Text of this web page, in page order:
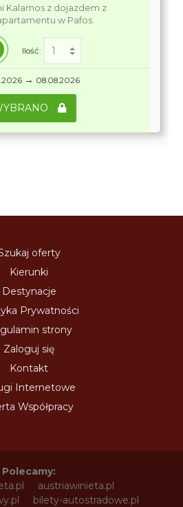
Kalamos z dojazdem z
w Pafos.
Ilość:
→ 08.08.2026
oferty
Kierunki
Destynacje
Prywatności
strony
Zaloguj się
Kontakt
Internetowe
Współpracy
Polecamy:
austriawinieta.pl
bilety-autostradowe.pl